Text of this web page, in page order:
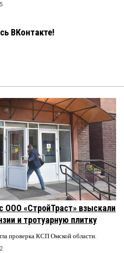
ВКонтакте!
ООО «СтройТраст» взыскали
и тротуарную плитку
проверка КСП Омской области.